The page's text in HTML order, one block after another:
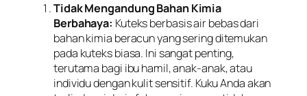
Tidak Mengandung Bahan Kimia
Berbahaya: Kuteks berbasis air bebas dari
bahan kimia beracun yang sering ditemukan
pada kuteks biasa. Ini sangat penting,
terutama bagi ibu hamil, anak-anak, atau
individu dengan kulit sensitif. Kuku Anda akan